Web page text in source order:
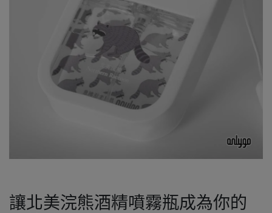
讓北美浣熊酒精噴霧瓶成為你的